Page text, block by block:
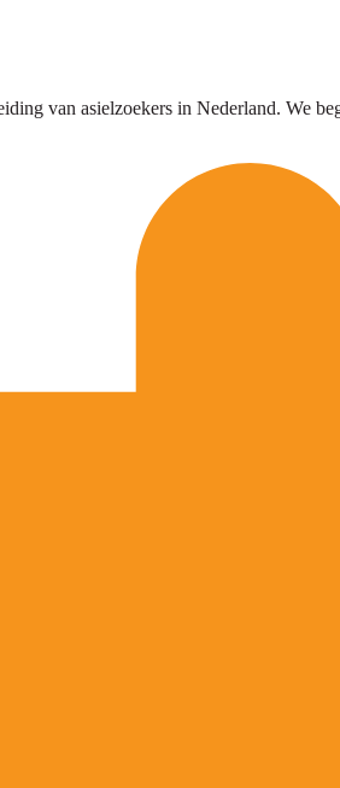
van asielzoekers in Nederland. We